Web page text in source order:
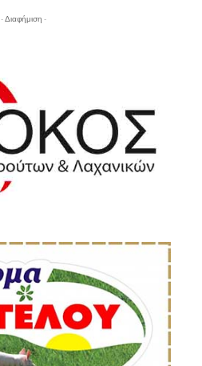
- Διαφήμιση -